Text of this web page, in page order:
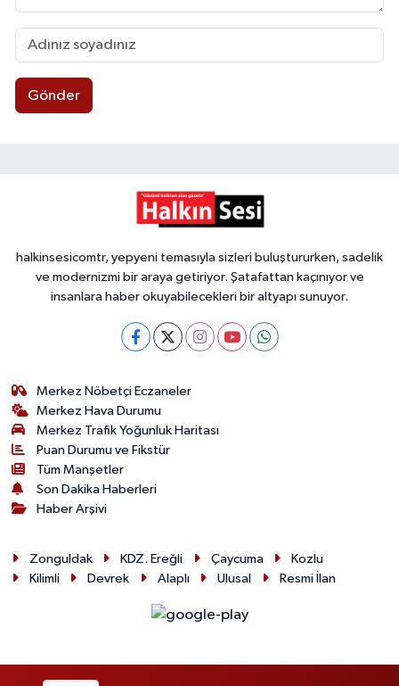
Gönder
halkinsesicomtr, yepyeni temasıyla sizleri buluştururken, sadelik
ve modernizmi bir araya getiriyor. Şatafattan kaçınıyor ve
insanlara haber okuyabilecekleri bir altyapı sunuyor.
Merkez Nöbetçi Eczaneler
Merkez Hava Durumu
Merkez Trafik Yoğunluk Haritası
Puan Durumu ve Fikstür
Tüm Manşetler
Son Dakika Haberleri
Haber Arşivi
Zonguldak KDZ. Ereğli Çaycuma
Kozlu
Kilimli
Devrek Alaplı Ulusal Resmi İlan